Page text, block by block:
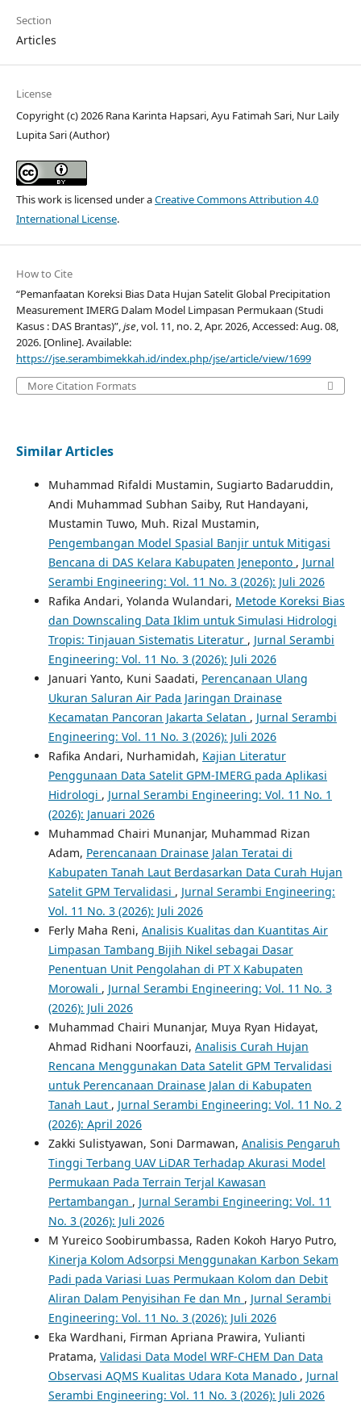
Section
Articles
License
Copyright (c) 2026 Rana Karinta Hapsari, Ayu Fatimah Sari, Nur Laily
Lupita Sari (Author)
This work is licensed under aCreative Commons Attribution 4.0
International License.
How to Cite
“Pemanfaatan Koreksi Bias Data Hujan Satelit Global Precipitation
Measurement IMERG Dalam Model Limpasan Permukaan (Studi
Kasus : DAS Brantas)”,jse, vol. 11, no. 2, Apr. 2026, Accessed: Aug. 08,
2026. [Online]. Available:
https://jse.serambimekkah.id/index.php/jse/article/view/1699
More Citation Formats
Similar Articles
Muhammad Rifaldi Mustamin, Sugiarto Badaruddin,
Andi Muhammad Subhan Saiby, Rut Handayani,
Mustamin Tuwo, Muh. Rizal Mustamin,
Pengembangan Model Spasial Banjir untuk Mitigasi
Bencana di DAS Kelara Kabupaten Jeneponto , Jurnal
Serambi Engineering: Vol. 11 No. 3 (2026): Juli 2026
Rafika Andari, Yolanda Wulandari, Metode Koreksi Bias
dan Downscaling Data Iklim untuk Simulasi Hidrologi
Tropis: Tinjauan Sistematis Literatur , Jurnal Serambi
Engineering: Vol. 11 No. 3 (2026): Juli 2026
Januari Yanto, Kuni Saadati, Perencanaan Ulang
Ukuran Saluran Air Pada Jaringan Drainase
Kecamatan Pancoran Jakarta Selatan , Jurnal Serambi
Engineering: Vol. 11 No. 3 (2026): Juli 2026
Rafika Andari, Nurhamidah, Kajian Literatur
Penggunaan Data Satelit GPM-IMERG pada Aplikasi
Hidrologi , Jurnal Serambi Engineering: Vol. 11 No. 1
(2026): Januari 2026
Muhammad Chairi Munanjar, Muhammad Rizan
Adam, Perencanaan Drainase Jalan Teratai di
Kabupaten Tanah Laut Berdasarkan Data Curah Hujan
Satelit GPM Tervalidasi , Jurnal Serambi Engineering:
Vol. 11 No. 3 (2026): Juli 2026
Ferly Maha Reni, Analisis Kualitas dan Kuantitas Air
Limpasan Tambang Bijih Nikel sebagai Dasar
Penentuan Unit Pengolahan di PT X Kabupaten
Morowali , Jurnal Serambi Engineering: Vol. 11 No. 3
(2026): Juli 2026
Muhammad Chairi Munanjar, Muya Ryan Hidayat,
Ahmad Ridhani Noorfauzi, Analisis Curah Hujan
Rencana Menggunakan Data Satelit GPM Tervalidasi
untuk Perencanaan Drainase Jalan di Kabupaten
Tanah Laut , Jurnal Serambi Engineering: Vol. 11 No. 2
(2026): April 2026
Zakki Sulistyawan, Soni Darmawan, Analisis Pengaruh
Tinggi Terbang UAV LiDAR Terhadap Akurasi Model
Permukaan Pada Terrain Terjal Kawasan
Pertambangan , Jurnal Serambi Engineering: Vol. 11
No. 3 (2026): Juli 2026
M Yureico Soobirumbassa, Raden Kokoh Haryo Putro,
Kinerja Kolom Adsorpsi Menggunakan Karbon Sekam
Padi pada Variasi Luas Permukaan Kolom dan Debit
Aliran Dalam Penyisihan Fe dan Mn , Jurnal Serambi
Engineering: Vol. 11 No. 3 (2026): Juli 2026
Eka Wardhani, Firman Apriana Prawira, Yulianti
Pratama, Validasi Data Model WRF-CHEM Dan Data
Observasi AQMS Kualitas Udara Kota Manado , Jurnal
Serambi Engineering: Vol. 11 No. 3 (2026): Juli 2026